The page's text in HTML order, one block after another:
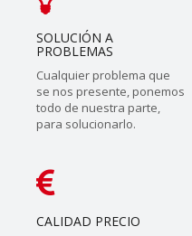
SOLUCIÓN A
PROBLEMAS
Cualquier problema que
se nos presente, ponemos
todo de nuestra parte,
para solucionarlo.
CALIDAD PRECIO